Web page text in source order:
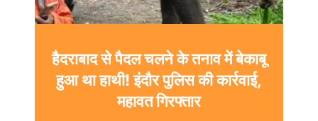
हैदराबाद से पैदल चलने के तनाव में बेकाबू
हुआ था हाथी! इंदौर पुलिस की कार्रवाई,
महावत गिरफ्तार